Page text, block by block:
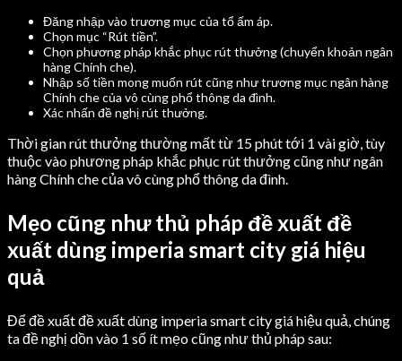
Đăng nhập vào trương mục của tổ ấm áp.
Chọn mục “Rút tiền”.
Chọn phương pháp khắc phục rút thưởng (chuyển khoản ngân
hàng Chính che).
Nhập số tiền mong muốn rút cũng như trương mục ngân hàng
Chính che của vô cùng phổ thông da đình.
Xác nhấn đề nghị rút thưởng.
Thời gian rút thưởng thường mất từ 15 phút tới 1 vài giờ, tùy
thuộc vào phương pháp khắc phục rút thưởng cũng như ngân
hàng Chính che của vô cùng phổ thông da đình.
Mẹo cũng như thủ pháp đề xuất đề
xuất dùng imperia smart city giá hiệu
quả
Để đề xuất đề xuất dùng imperia smart city giá hiệu quả, chúng
ta đề nghị dồn vào 1 số ít mẹo cũng như thủ pháp sau: